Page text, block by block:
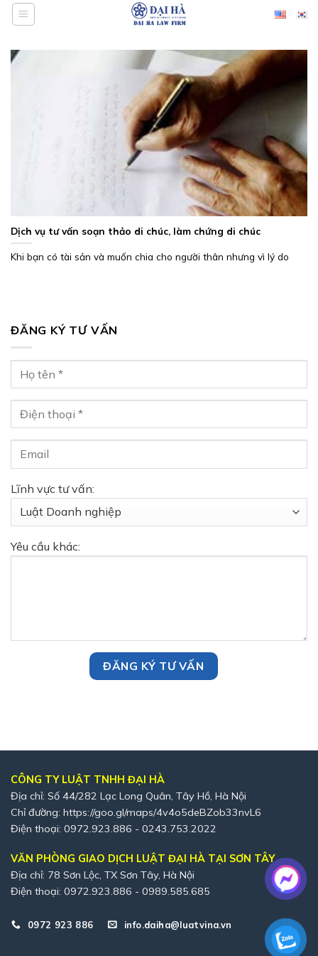
Bỏ
qua
dung
Dịch vụ tư vấn soạn thảo di chúc, làm chứng di chúc
Khi bạn có tài sản và muốn chia cho người thân nhưng vì lý do
ĐĂNG KÝ TƯ VẤN
Lĩnh vực tư vấn:
Yêu cầu khác:
CÔNG TY LUẬT TNHH ĐẠI HÀ
Địa chỉ: Số 44/282 Lạc Long Quân, Tây Hồ, Hà Nội
Chỉ đường: https://goo.gl/maps/4v4o5deBZob33nvL6
Điện thoại: 0972.923.886 - 0243.753.2022
VĂN PHÒNG GIAO DỊCH LUẬT ĐẠI HÀ TẠI SƠN TÂY
Địa chỉ: 78 Sơn Lộc, TX Sơn Tây, Hà Nội
Điện thoại: 0972.923.886 - 0989.585.685
0972 923 886 info.daiha@luatvina.vn